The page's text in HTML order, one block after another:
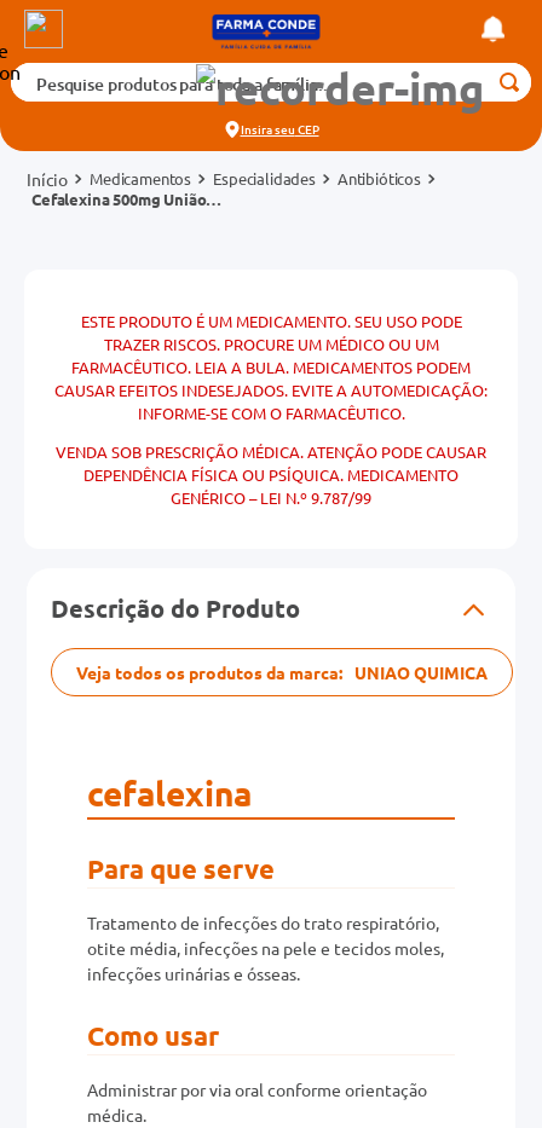
Pesquise produtos para toda a família...
Insira seu CEP
Medicamentos Especialidades
Antibióticos
Cefalexina 500mg União
ESTE PRODUTO É UM MEDICAMENTO. SEU USO PODE
TRAZER RISCOS. PROCURE UM MÉDICO OU UM
FARMACÊUTICO. LEIA A BULA. MEDICAMENTOS PODEM
CAUSAR EFEITOS INDESEJADOS. EVITE A AUTOMEDICAÇÃO:
INFORME-SE COM O FARMACÊUTICO.
VENDA SOB PRESCRIÇÃO MÉDICA. ATENÇÃO PODE CAUSAR
DEPENDÊNCIA FÍSICA OU PSÍQUICA. MEDICAMENTO
GENÉRICO – LEI N.º 9.787/99
Descrição do Produto
Veja todos os produtos da marca: UNIAO QUIMICA
cefalexina
Para que serve
Tratamento de infecções do trato respiratório,
otite média, infecções na pele e tecidos moles,
infecções urinárias e ósseas.
Como usar
Administrar por via oral conforme orientação
médica.
Termos mais buscados
2º
fralda
rosuvastatina 20mg
absorvente
vitamina d
protetor solar